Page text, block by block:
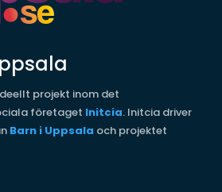
projekt inom det
företaget Initcia. Initcia driver
Barn i Uppsala och projektet